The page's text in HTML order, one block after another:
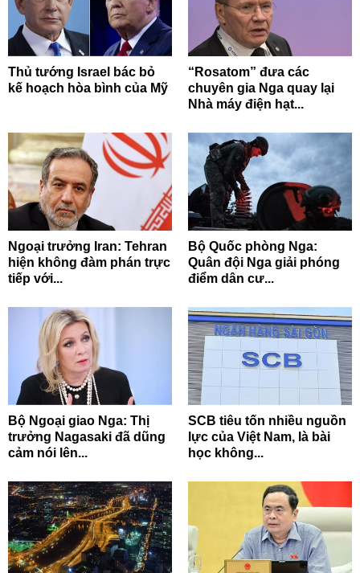
Thủ tướng Israel bác bỏ
kế hoạch hòa bình của Mỹ
“Rosatom” đưa các
chuyên gia Nga quay lại
Nhà máy điện hạt...
Ngoại trưởng Iran: Tehran
hiện không đàm phán trực
tiếp với...
Bộ Quốc phòng Nga:
Quân đội Nga giải phóng
điểm dân cư...
Bộ Ngoại giao Nga: Thị
trưởng Nagasaki đã dũng
cảm nói lên...
SCB tiêu tốn nhiều nguồn
lực của Việt Nam, là bài
học không...